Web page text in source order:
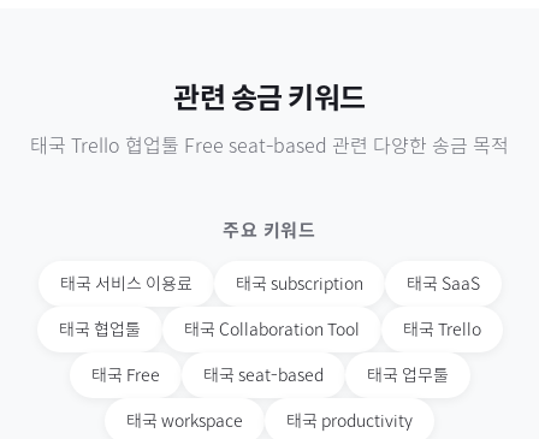
관련 송금 키워드
태국 Trello 협업툴 Free seat-based 관련 다양한 송금 목적
주요 키워드
태국 서비스 이용료 태국 subscription 태국 SaaS
태국 협업툴 태국 Collaboration Tool 태국 Trello
태국 Free 태국 seat-based 태국 업무툴
태국 workspace 태국 productivity